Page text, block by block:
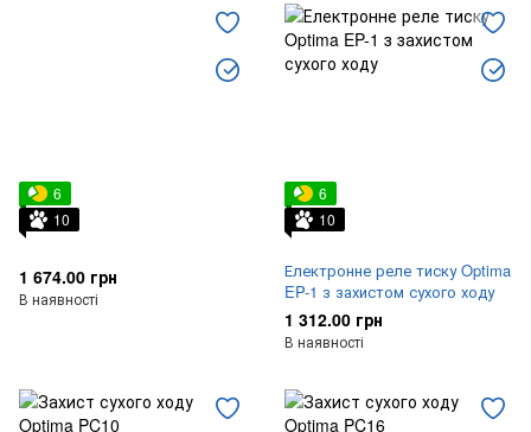
6
10
1 674.00 грн
В наявності
6
10
Електронне реле тиску Optima
EP-1 з захистом сухого ходу
1 312.00 грн
В наявності